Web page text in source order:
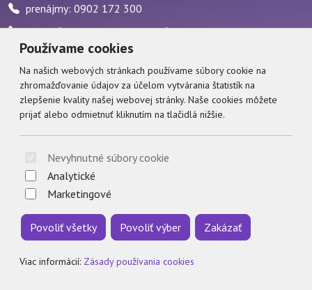
Používame cookies
Na našich webových stránkach používame súbory cookie na
zhromažďovanie údajov za účelom vytvárania štatistík na
zlepšenie kvality našej webovej stránky. Naše cookies môžete
prijať alebo odmietnuť kliknutím na tlačidlá nižšie.
Nevyhnutné súbory cookie
Analytické
Marketingové
Povoliť všetky Povoliť výber Zakázať
Viac informácií: Zásady používania cookies
prenájmy: 0902 172 300
pokladňa: 0917 482 595 / počas stránkových hodín
zvukár: 0911 227 437
Social
Facebook
© 2026 Arrabella s.r.o., mayabella s.r.o., Všetky práva vyhradené.
Hosting: - Web: